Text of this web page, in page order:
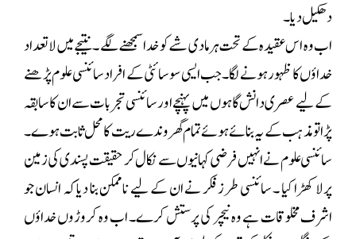
دھکیل دیا ۔
اب وہ اس عقیدہ کے تحت ہر مادی شے کو خدا سمجھنے لگے ۔ نتیجے میں لا تعداد
خداؤں کا ظہور ہونے لگا۔ جب ایسی سوسائٹی کے افراد سائنسی علوم پڑھنے
کے لیے عصری دانش گاہوں میں پہنچے اور سائنسی تجربات سے ان کا سابقہ
پڑا تو مذہب کے یہ بنائے ہوئے تمام گھروندے ریت کا محل ثابت ہوے۔
سائنسی علوم نے انہیں فرضی کہانیوں سے نکال کر حقیقت پسندی کی زمین
پر لا کھڑا کیا ۔ سائنسی طرز فکر نے ان کے لیے ناممکن بنا دیا کہ انسان جو
اشرف مخلوقات ہے وہ نیچر کی پرستش کرے۔ اب وہ کروڑوں خداؤں